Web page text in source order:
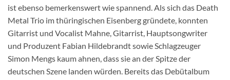
ist ebenso bemerkenswert wie spannend. Als sich das Death
Metal Trio im thüringischen Eisenberg gründete, konnten
Gitarrist und Vocalist Mahne, Gitarrist, Hauptsongwriter
und Produzent Fabian Hildebrandt sowie Schlagzeuger
Simon Mengs kaum ahnen, dass sie an der Spitze der
deutschen Szene landen würden. Bereits das Debütalbum